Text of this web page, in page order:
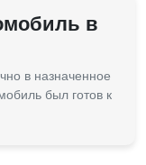
в
в назначенное
был готов к